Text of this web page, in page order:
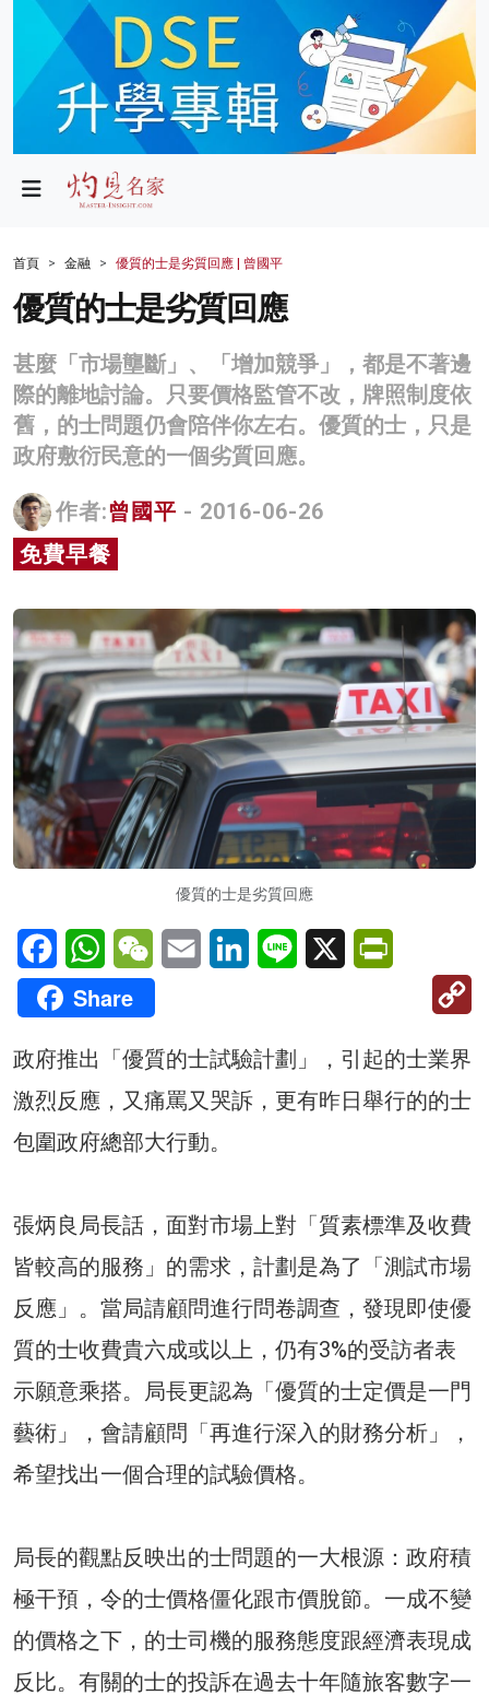
政局
財經
生活
商業
科技
名家榜
灼見活動
關於我們
首頁 金融 優質的士是劣質回應 | 曾國平
優質的士是劣質回應
甚麼「市場壟斷」、「增加競爭」，都是不著邊
際的離地討論。只要價格監管不改，牌照制度依
舊，的士問題仍會陪伴你左右。優質的士，只是
政府敷衍民意的一個劣質回應。
作者:曾國平 - 2016-06-26
免費早餐
優質的士是劣質回應
FacebookWhatsAppWeChatEmail LinkedInLine X
Share
政府推出「優質的士試驗計劃」，引起的士業界
激烈反應，又痛罵又哭訴，更有昨日舉行的的士
包圍政府總部大行動。
張炳良局長話，面對市場上對「質素標準及收費
皆較高的服務」的需求，計劃是為了「測試市場
反應」。當局請顧問進行問卷調查，發現即使優
質的士收費貴六成或以上，仍有3%的受訪者表
示願意乘搭。局長更認為「優質的士定價是一門
藝術」，會請顧問「再進行深入的財務分析」，
希望找出一個合理的試驗價格。
局長的觀點反映出的士問題的一大根源：政府積
極干預，令的士價格僵化跟市價脫節。一成不變
的價格之下，的士司機的服務態度跟經濟表現成
反比。有關的士的投訴在過去十年隨旅客數字一